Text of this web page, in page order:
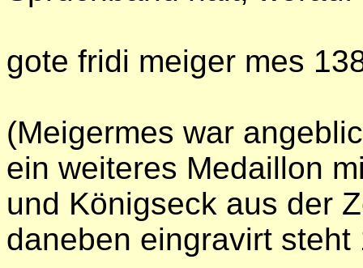
gote fridi meiger mes
(Meigermes war
ein weiteres Medaillon
und Königseck aus der
daneben eingravirt steht